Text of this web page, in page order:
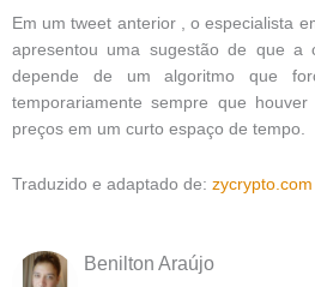
Em um tweet anterior , o especialista
apresentou uma sugestão de que a
depende de um algoritmo que
temporariamente sempre que
preços em um curto espaço de tempo.
Traduzido e adaptado de: zycrypto.com
Benilton Araújo